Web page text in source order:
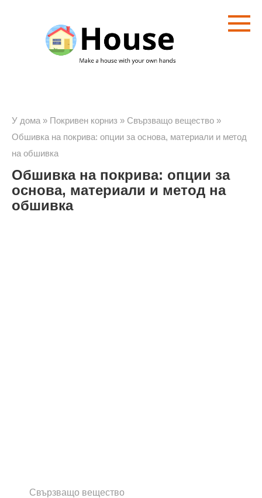
съдържанието
У дома » Покривен корниз » Свързващо вещество »
Обшивка на покрива: опции за основа, материали и метод
на обшивка
Обшивка на покрива: опции за
основа, материали и метод на
обшивка
Свързващо вещество